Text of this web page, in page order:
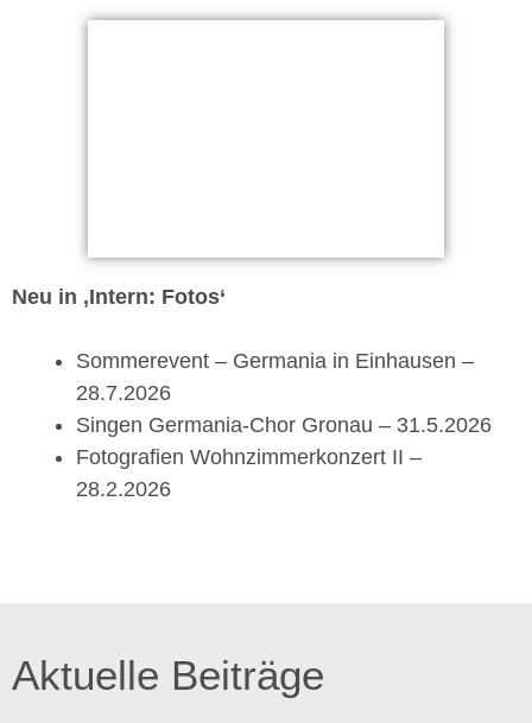
Neu in ‚Intern: Fotos‘
Sommerevent – Germania in Einhausen –
28.7.2026
Singen Germania-Chor Gronau – 31.5.2026
Fotografien Wohnzimmerkonzert II –
28.2.2026
Aktuelle Beiträge